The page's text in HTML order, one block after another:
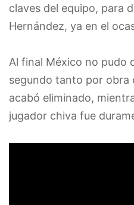
claves del equipo, para
Hernández, ya en el
Al final México no pudo
segundo tanto por obra
acabó eliminado,
jugador chiva fue